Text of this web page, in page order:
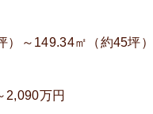
～149.34㎡（約45坪）
2,090万円